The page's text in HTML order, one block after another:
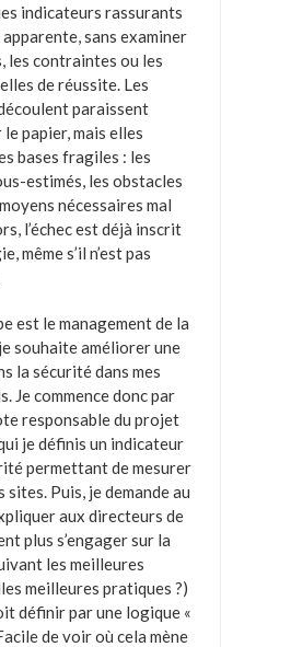
indicateurs rassurants
sans examiner
les contraintes ou les
de réussite. Les
paraissent
papier, mais elles
bases fragiles : les
estimés, les obstacles
nécessaires mal
l’échec est déjà inscrit
même s’il n’est pas
est le management de la
souhaite améliorer une
la sécurité dans mes
Je commence donc par
responsable du projet
je définis un indicateur
permettant de mesurer
sites. Puis, je demande au
aux directeurs de
plus s’engager sur la
les meilleures
meilleures pratiques ?)
définir par une logique «
de voir où cela mène